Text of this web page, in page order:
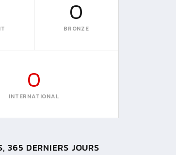
0
BRONZE
0
INTERNATIONAL
365 DERNIERS JOURS